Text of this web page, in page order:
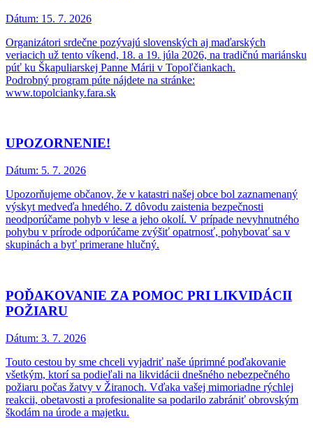
Dátum: 15. 7. 2026
Organizátori srdečne pozývajú slovenských aj maďarských
veriacich už tento víkend, 18. a 19. júla 2026, na tradičnú mariánsku
púť ku Škapuliarskej Panne Márii v Topoľčiankach.
Podrobný program púte nájdete na stránke:
www.topolcianky.fara.sk
UPOZORNENIE!
Dátum: 5. 7. 2026
Upozorňujeme občanov, že v katastri našej obce bol zaznamenaný
výskyt medveďa hnedého. Z dôvodu zaistenia bezpečnosti
neodporúčame pohyb v lese a jeho okolí. V prípade nevyhnutného
pohybu v prírode odporúčame zvýšiť opatrnosť, pohybovať sa v
skupinách a byť primerane hlučný.
POĎAKOVANIE ZA POMOC PRI LIKVIDÁCII
POŽIARU
Dátum: 3. 7. 2026
Touto cestou by sme chceli vyjadriť naše úprimné poďakovanie
všetkým, ktorí sa podieľali na likvidácii dnešného nebezpečného
požiaru počas žatvy v Žiranoch. Vďaka vašej mimoriadne rýchlej
reakcii, obetavosti a profesionalite sa podarilo zabrániť obrovským
škodám na úrode a majetku.